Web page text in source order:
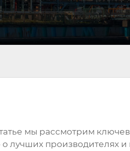
мы рассмотрим
лучших производителях и